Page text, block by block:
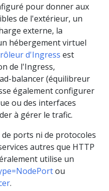
pour donner aux
de l'extérieur, un
externe, la
hébergement virtuel
d'Ingress est
de l'Ingress,
balancer (équilibreur
également configurer
ou des interfaces
à gérer le trafic.
ports ni de protocoles
autres que HTTP
utilise un
ou
.